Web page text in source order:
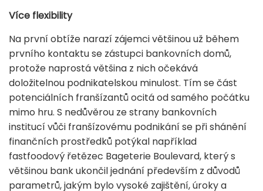
Více flexibility
Na první obtíže narazí zájemci většinou už během
prvního kontaktu se zástupci bankovních domů,
protože naprostá většina z nich očekává
doložitelnou podnikatelskou minulost. Tím se část
potenciálních franšízantů ocitá od samého počátku
mimo hru. S nedůvěrou ze strany bankovních
institucí vůči franšízovému podnikání se při shánění
finančních prostředků potýkal například
fastfoodový řetězec Bageterie Boulevard, který s
většinou bank ukončil jednání především z důvodů
parametrů, jakým bylo vysoké zajištění, úroky a